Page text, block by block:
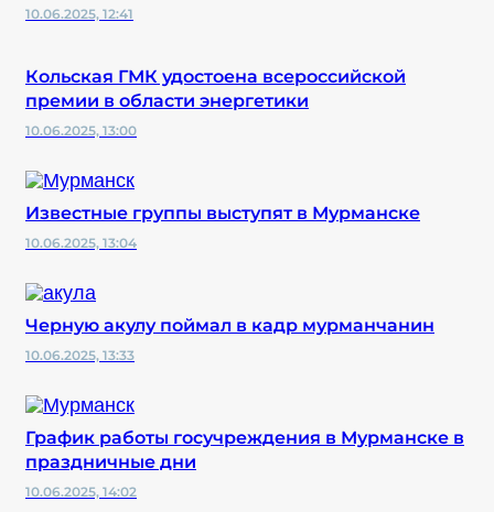
10.06.2025, 12:41
Кольская ГМК удостоена всероссийской
премии в области энергетики
10.06.2025, 13:00
Известные группы выступят в Мурманске
10.06.2025, 13:04
Черную акулу поймал в кадр мурманчанин
10.06.2025, 13:33
График работы госучреждения в Мурманске в
праздничные дни
10.06.2025, 14:02